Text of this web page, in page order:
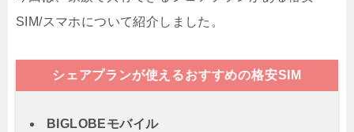
SIM/スマホについて紹介しました。
シェアプランが使えるおすすめの格安SIM
BIGLOBEモバイル